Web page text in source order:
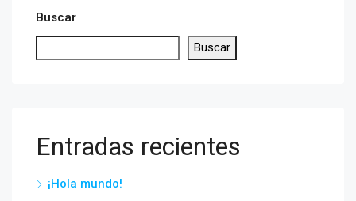
Buscar
Buscar
Entradas recientes
¡Hola mundo!